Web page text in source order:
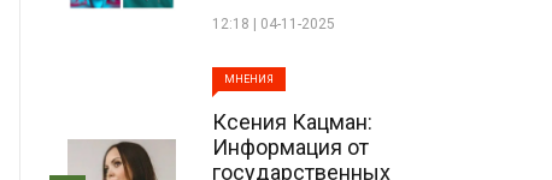
12:18 | 04-11-2025
МНЕНИЯ
Ксения Кацман:
Информация от
государственных